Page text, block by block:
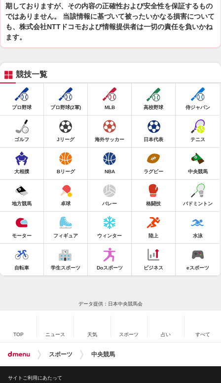
期しておりますが、その内容の正確性および安全性を保証するもの
ではありません。 当該情報に基づいて被ったいかなる損害について
も、株式会社NTTドコモおよび情報提供者は一切の責任を負いかね
ます。
競技一覧
プロ野球 プロ野球(2軍) MLB 高校野球 侍ジャパン
ゴルフ Jリーグ 海外サッカー 日本代表 テニス
大相撲 Bリーグ NBA ラグビー 中央競馬
地方競馬 卓球 バレー 格闘技 バドミントン
モーター フィギュア ウィンター 陸上 水泳
自転車 学生スポーツ Doスポーツ ビジネス eスポーツ
データ提供：日本中央競馬会
TOP ニュース 天気 スポーツ 占い すべて
スポーツ 中央競馬
サイトご利用にあたって